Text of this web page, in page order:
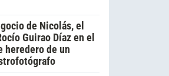
de Nicolás, el
Guirao Díaz en el
heredero de un